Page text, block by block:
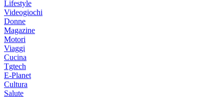
Lifestyle
Videogiochi
Donne
Magazine
Motori
Viaggi
Cucina
Tgtech
E-Planet
Cultura
Salute